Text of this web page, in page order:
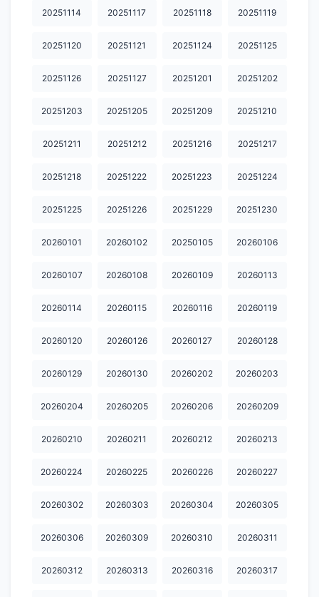
20260730 20260731 20260803 20260804 20260805
20260806 20260807
20251114 20251117 20251118 20251119
20251120 20251121 20251124 20251125
20251126 20251127 20251201 20251202
20251203 20251205 20251209 20251210
20251211 20251212 20251216 20251217
20251218 20251222 20251223 20251224
20251225 20251226 20251229 20251230
20260101 20260102 20250105 20260106
20260107 20260108 20260109 20260113
20260114 20260115 20260116 20260119
20260120 20260126 20260127 20260128
20260129 20260130 20260202 20260203
20260204 20260205 20260206 20260209
20260210 20260211 20260212 20260213
20260224 20260225 20260226 20260227
20260302 20260303 20260304 20260305
20260306 20260309 20260310 20260311
20260312 20260313 20260316 20260317